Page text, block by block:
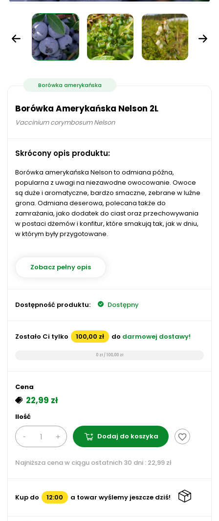
Borówka amerykańska
Borówka Amerykańska Nelson 2L
Vaccinium corymbosum Nelson
Skrócony opis produktu:
Borówka amerykańska Nelson to odmiana późna,
popularna z uwagi na niezawodne owocowanie. Owoce
są duże i aromatyczne, bardzo smaczne, zebrane w luźne
grona. Odmiana deserowa, polecana także do
zamrażania, jako dodatek do ciast oraz przechowywania
w postaci dżemów i konfitur, które smakują tak, jak w dniu,
w którym były przygotowane.
Zobacz pełny opis
Dostępność produktu: Dostępny
Zostało Ci tylko 100,00 zł do darmowej dostawy!
0 zł / 100,00 zł
Cena
22,99 zł
Ilość
Dodaj do koszyka favorite_border
Najniższa cena w ciągu ostatnich 30 dni : 22,99 zł
Kup do 12:00 a towar wyślemy jeszcze dziś!